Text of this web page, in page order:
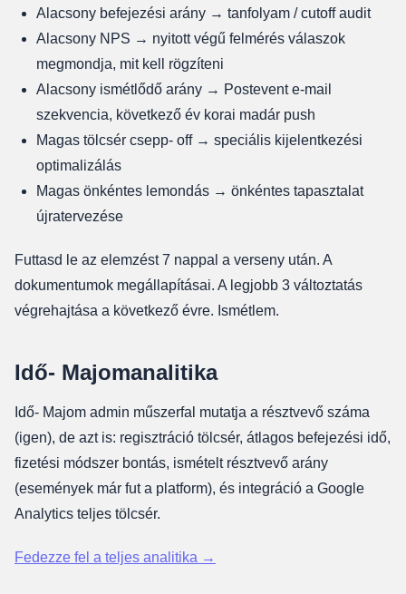
Alacsony befejezési arány → tanfolyam / cutoff audit
Alacsony NPS → nyitott végű felmérés válaszok
megmondja, mit kell rögzíteni
Alacsony ismétlődő arány → Postevent e-mail
szekvencia, következő év korai madár push
Magas tölcsér csepp- off → speciális kijelentkezési
optimalizálás
Magas önkéntes lemondás → önkéntes tapasztalat
újratervezése
Futtasd le az elemzést 7 nappal a verseny után. A
dokumentumok megállapításai. A legjobb 3 változtatás
végrehajtása a következő évre. Ismétlem.
Idő- Majomanalitika
Idő- Majom admin műszerfal mutatja a résztvevő száma
(igen), de azt is: regisztráció tölcsér, átlagos befejezési idő,
fizetési módszer bontás, ismételt résztvevő arány
(események már fut a platform), és integráció a Google
Analytics teljes tölcsér.
Fedezze fel a teljes analitika →